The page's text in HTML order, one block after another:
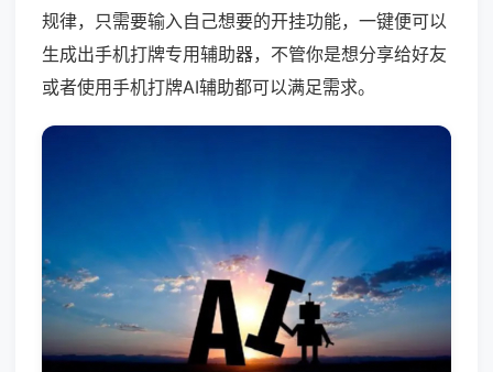
规律，只需要输入自己想要的开挂功能，一键便可以
生成出手机打牌专用辅助器，不管你是想分享给好友
或者使用手机打牌AI辅助都可以满足需求。